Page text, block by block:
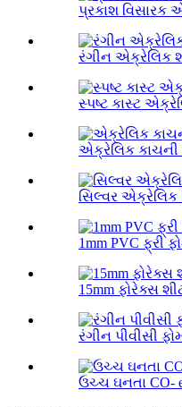
પ્રકાશ વિસારક
રંગીન એક્રેલિક
સ્પષ્ટ કાસ્ટ
એક્રેલિક કાચની
સિલ્વર એક્રેલિક
1mm PVC ફ્રી
15mm ફોરેક્સ
રંગીન પીવીસી
ઉચ્ચ ઘનતા CO-